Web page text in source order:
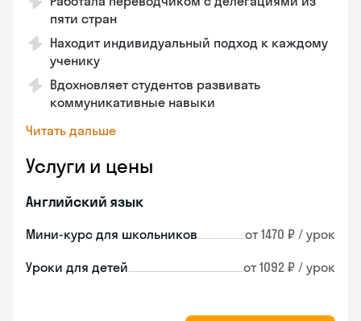
пяти стран
Находит индивидуальный подход к каждому
ученику
Вдохновляет студентов развивать
коммуникативные навыки
Читать дальше
Услуги и цены
Английский язык
Мини-курс для школьников от 1470 ₽ / урок
Уроки для детей от 1092 ₽ / урок